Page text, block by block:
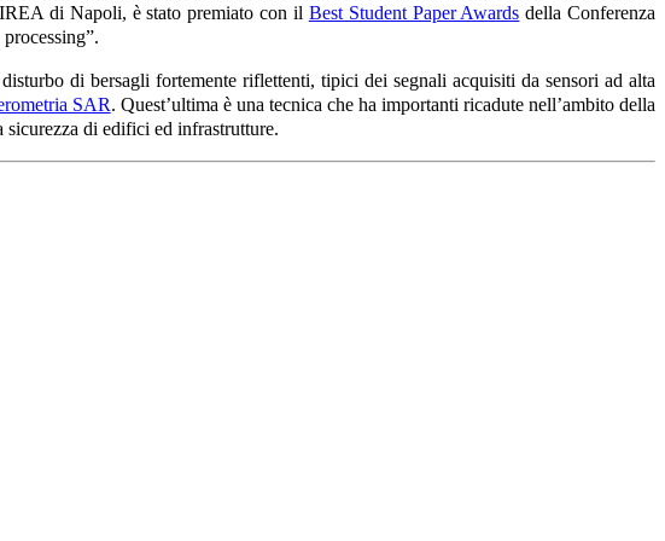
di Napoli, è stato premiato con il Best Student Paper Awards della Conferenza
di bersagli fortemente riflettenti, tipici dei segnali acquisiti da sensori ad alta
SAR. Quest’ultima è una tecnica che ha importanti ricadute nell’ambito della
sicurezza di edifici ed infrastrutture.